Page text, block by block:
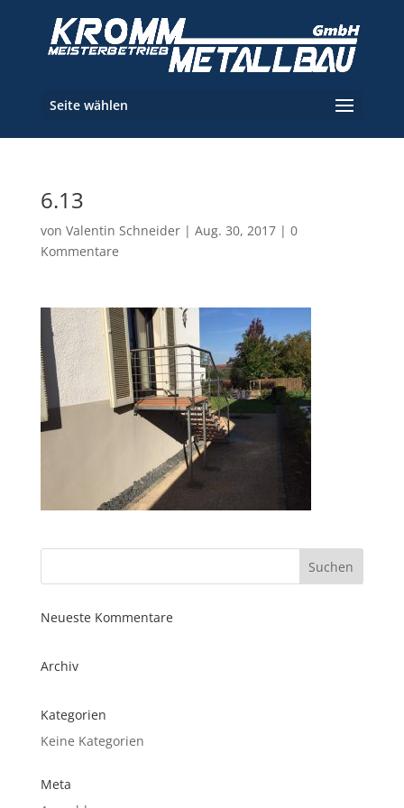
Seite wählen
6.13
von Valentin Schneider| Aug. 30, 2017| 0
Kommentare
Neueste Kommentare
Archiv
Kategorien
Keine Kategorien
Meta